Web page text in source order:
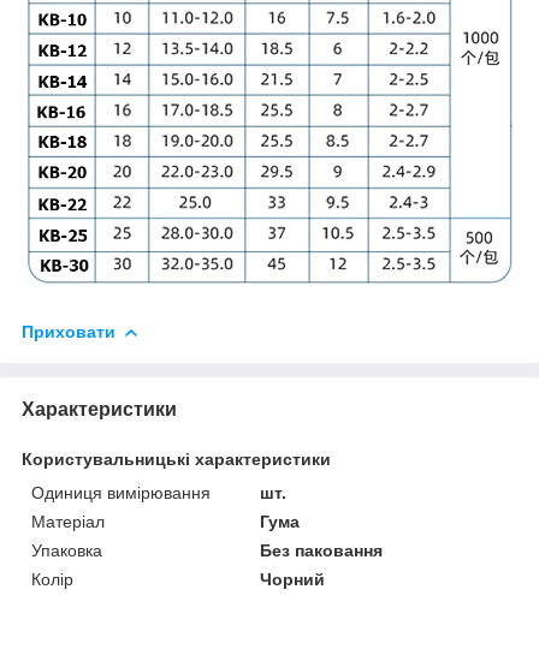
Приховати
Характеристики
Користувальницькі характеристики
Одиниця вимірювання
шт.
Матеріал
Гума
Упаковка
Без паковання
Колір
Чорний